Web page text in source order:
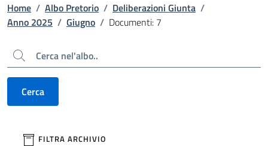
Home / Albo Pretorio / Deliberazioni Giunta /
Anno 2025 / Giugno / Documenti: 7
Cerca
Cerca
filtri da applicare
FILTRA ARCHIVIO